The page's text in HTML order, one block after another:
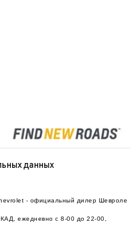
данных
- официальный дилер Шевроле
ежедневно с 8-00 до 22-00,